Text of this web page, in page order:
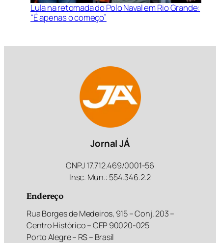
Lula na retomada do Polo Naval em Rio Grande:
“É apenas o começo”
Jornal JÁ
CNPJ 17.712.469/0001-56
Insc. Mun.: 554.346.2.2
Endereço
Rua Borges de Medeiros, 915 – Conj. 203 –
Centro Histórico – CEP 90020-025
Porto Alegre – RS – Brasil